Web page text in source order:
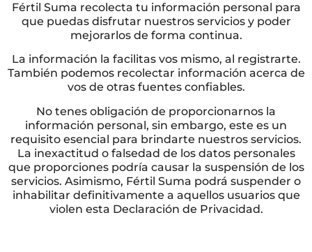
Fértil Suma recolecta tu información personal para
que puedas disfrutar nuestros servicios y poder
mejorarlos de forma continua.
La información la facilitas vos mismo, al registrarte.
También podemos recolectar información acerca de
vos de otras fuentes confiables.
No tenes obligación de proporcionarnos la
información personal, sin embargo, este es un
requisito esencial para brindarte nuestros servicios.
La inexactitud o falsedad de los datos personales
que proporciones podría causar la suspensión de los
servicios. Asimismo, Fértil Suma podrá suspender o
inhabilitar definitivamente a aquellos usuarios que
violen esta Declaración de Privacidad.